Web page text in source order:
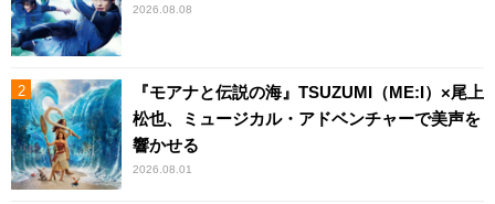
2026.08.08
『モアナと伝説の海』TSUZUMI（ME:I）×尾上
松也、ミュージカル・アドベンチャーで美声を
響かせる
2026.08.01